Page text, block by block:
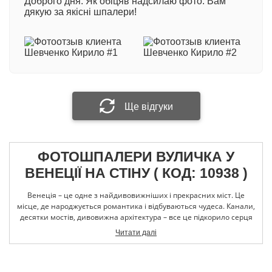
600 грн/кв.м- професійний двошаровий матеріал
з вініловим покриттям на флізеліновій основі.
При виготовленні фотошпалер методом
екологічної технології друку HP Latex: +100 грн/
Прикріпити фотографію
Надіслати відгук
дякую за якісні шпалери!
Ще відгуки
ФОТОШПАЛЕРИ ВУЛИЧКА У
ВЕНЕЦІЇ НА СТІНУ ( КОД: 10938 )
Венеція – це одне з найдивовижніших і прекрасних міст. Це
місце, де народжується романтика і відбуваються чудеса. Канали,
десятки мостів, дивовижна архітектура – все це підкорило серця
багатьох художників і фотографів. Тому фотографії з унікальними
місцями Венеції дуже популярні. Особливо творці полюбляють
Читати далі